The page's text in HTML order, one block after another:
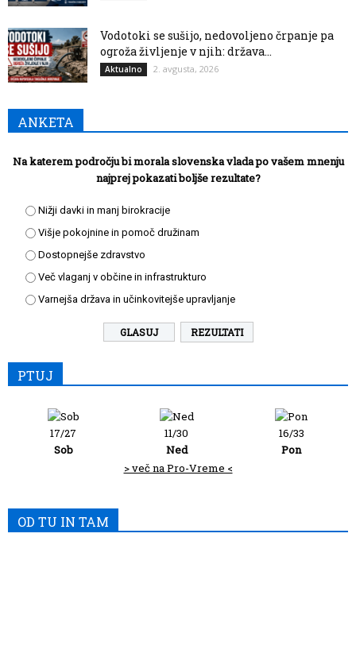
Vodotoki se sušijo, nedovoljeno črpanje pa
ogroža življenje v njih: država...
Aktualno 2. avgusta, 2026
ANKETA
Na katerem področju bi morala slovenska vlada po vašem mnenju
najprej pokazati boljše rezultate?
Nižji davki in manj birokracije
Višje pokojnine in pomoč družinam
Dostopnejše zdravstvo
Več vlaganj v občine in infrastrukturo
Varnejša država in učinkovitejše upravljanje
REZULTATI
PTUJ
17/27
Sob
11/30
Ned
16/33
Pon
> več na Pro-Vreme <
OD TU IN TAM